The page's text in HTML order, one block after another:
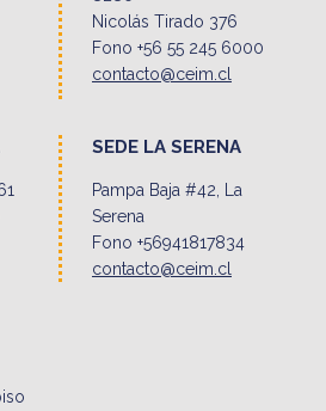
Nicolás Tirado 376
Fono +56 55 245 6000
contacto@ceim.cl
SEDE LA SERENA
Pampa Baja #42, La
Serena
Fono +56941817834
contacto@ceim.cl